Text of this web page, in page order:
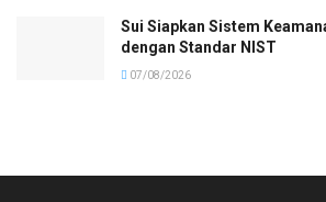
Sui Siapkan Sistem
dengan Standar NIST
07/08/2026